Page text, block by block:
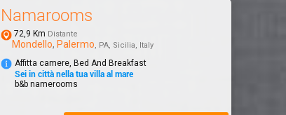
Namarooms
72,9 Km Distante
Mondello, Palermo, PA, Sicilia, Italy
Affitta camere, Bed And Breakfast
Sei in città nella tua villa al mare
b&b namerooms